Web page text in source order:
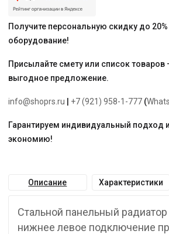
Kermi
Получите персональную скидку до
оборудование!
Присылайте смету или список
выгодное предложение.
info@shoprs.ru +7 (921) 958-1-777 (
Гарантируем индивидуальный подход
экономию!
Описание Характеристики
Стальной панельный радиатор
нижнее левое подключение